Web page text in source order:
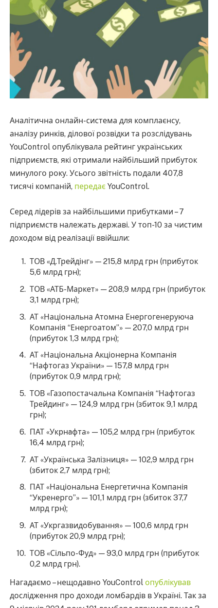
Аналітична онлайн-система для комплаєнсу,
аналізу ринків, ділової розвідки та розслідувань
YouControl опублікувала рейтинг українських
підприємств, які отримали найбільший прибуток
минулого року. Усього звітність подали 407,8
тисячі компаній, передає YouControl.
Серед лідерів за найбільшими прибутками – 7
підприємств належать державі. У топ-10 за чистим
доходом від реалізації ввійшли:
ТОВ «Д.Трейдінг» — 215,8 млрд грн (прибуток
5,6 млрд грн);
ТОВ «АТБ-Маркет» — 208,9 млрд грн (прибуток
3,1 млрд грн);
АТ «Національна Атомна Енергогенеруюча
Компанія “Енергоатом”» — 207,0 млрд грн
(прибуток 1,3 млрд грн);
АТ «Національна Акціонерна Компанія
“Нафтогаз України» — 157,8 млрд грн
(прибуток 0,9 млрд грн);
ТОВ «Газопостачальна Компанія “Нафтогаз
Трейдинг» — 124,9 млрд грн (збиток 9,1 млрд
грн);
ПАТ «Укpнaфта» — 105,2 млрд грн (прибуток
16,4 млрд грн);
АТ «Українська Залізниця» — 102,9 млрд грн
(збиток 2,7 млрд грн);
ПАТ «Національна Енергетична Компанія
“Укренерго”» — 101,1 млрд грн (збиток 37,7
млрд грн);
АТ «Укргазвидобування» — 100,6 млрд грн
(прибуток 20,9 млрд грн);
ТОВ «Сільпо-Фуд» — 93,0 млрд грн (прибуток
0,2 млрд грн).
Нагадаємо – нещодавно YouControl опублікував
дослідження про доходи ломбардів в Україні. Так за